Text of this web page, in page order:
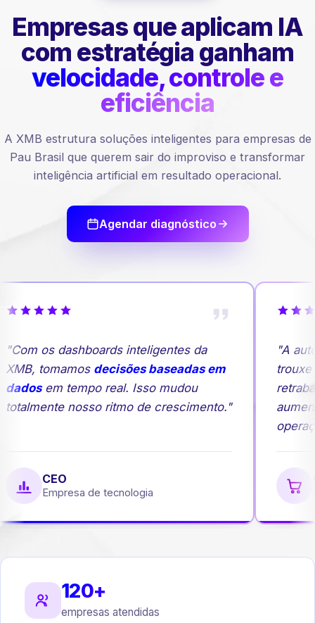
Empresas que aplicam IA
com estratégia ganham
velocidade, controle e
eficiência
A XMB estrutura soluções inteligentes para empresas de
Pau Brasil que querem sair do improviso e transformar
inteligência artificial em resultado operacional.
Agendar diagnóstico
"Com os dashboards inteligentes da
XMB, tomamosdecisões baseadas em
dadosem tempo real. Isso mudou
totalmente nosso ritmo de crescimento."
CEO
Empresa de tecnologia
"A
trouxe
120+
empresas atendidas